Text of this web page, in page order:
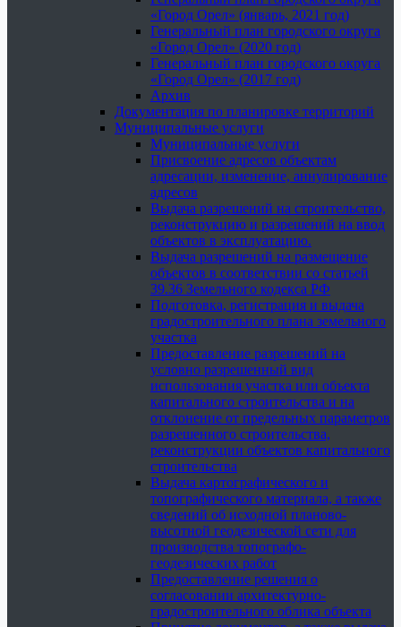
«Город Орел» (январь, 2021 год)
Генеральный план городского округа
«Город Орел» (2020 год)
Генеральный план городского округа
«Город Орел» (2017 год)
Архив
Документация по планировке территорий
Муниципальные услуги
Муниципальные услуги
Присвоение адресов объектам
адресации, изменение, аннулирование
адресов
Выдача разрешений на строительство,
реконструкцию и разрешений на ввод
объектов в эксплуатацию.
Выдача разрешений на размещение
объектов в соответствии со статьей
39.36 Земельного кодекса РФ
Подготовка, регистрация и выдача
градостроительного плана земельного
участка
Предоставление разрешений на
условно разрешенный вид
использования участка или объекта
капитального строительства и на
отклонение от предельных параметров
разрешенного строительства,
реконструкции объектов капитального
строительства
Выдача картографического и
топографического материала, а также
сведений об исходной планово-
высотной геодезической сети для
производства топографо-
геодезических работ
Предоставление решения о
согласовании архитектурно-
градостроительного облика объекта